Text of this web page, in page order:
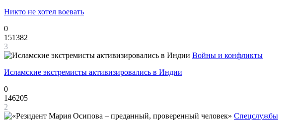
Никто не хотел воевать
0
151382
3
Войны и конфликты
Исламские экстремисты активизировались в Индии
0
146205
2
Спецслужбы